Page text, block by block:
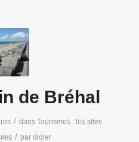
de Bréhal
/ dansTourismes : les sites
/ par didier